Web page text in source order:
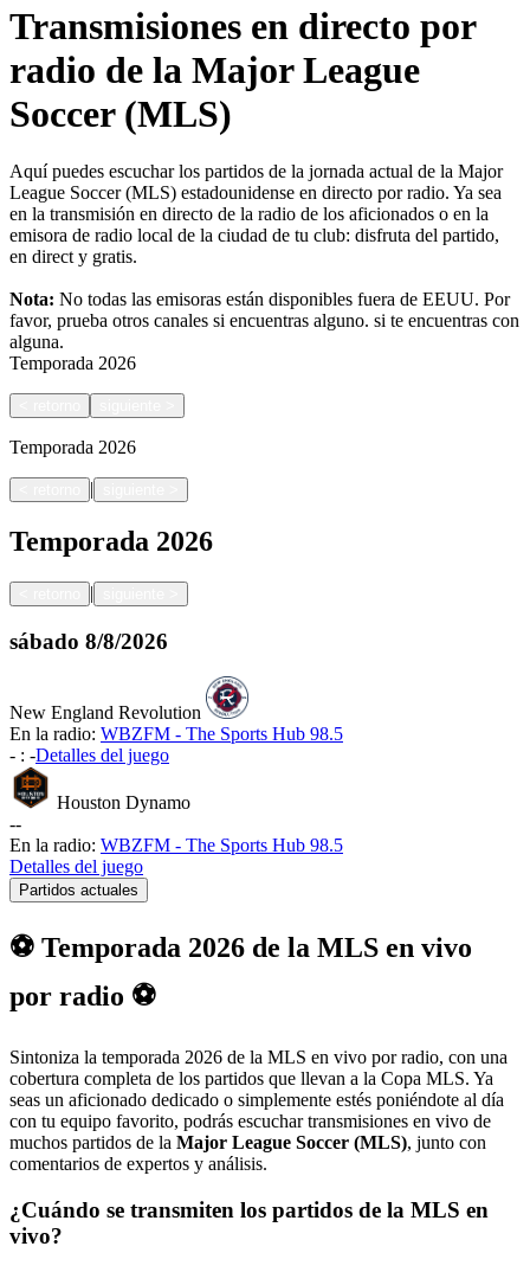
Transmisiones en directo por
radio de la Major League
Soccer (MLS)
Aquí puedes escuchar los partidos de la jornada actual de la Major
League Soccer (MLS) estadounidense en directo por radio. Ya sea
en la transmisión en directo de la radio de los aficionados o en la
emisora de radio local de la ciudad de tu club: disfruta del partido,
en direct y gratis.
Nota: No todas las emisoras están disponibles fuera de EEUU. Por
favor, prueba otros canales si encuentras alguno. si te encuentras con
alguna.
Temporada 2026
Temporada 2026
|
Temporada 2026
|
sábado 8/8/2026
New England Revolution
En la radio: WBZFM - The Sports Hub 98.5
- : -Detalles del juego
Houston Dynamo
--
En la radio: WBZFM - The Sports Hub 98.5
Detalles del juego
Partidos actuales
⚽ Temporada 2026 de la MLS en vivo
por radio ⚽
Sintoniza la temporada 2026 de la MLS en vivo por radio, con una
cobertura completa de los partidos que llevan a la Copa MLS. Ya
seas un aficionado dedicado o simplemente estés poniéndote al día
con tu equipo favorito, podrás escuchar transmisiones en vivo de
muchos partidos de la Major League Soccer (MLS), junto con
comentarios de expertos y análisis.
¿Cuándo se transmiten los partidos de la MLS en
vivo?